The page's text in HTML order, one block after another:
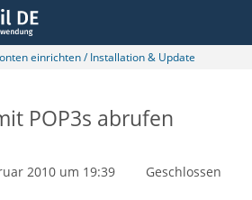
einrichten / Installation & Update
POP3s abrufen
2010 um 19:39
Geschlossen